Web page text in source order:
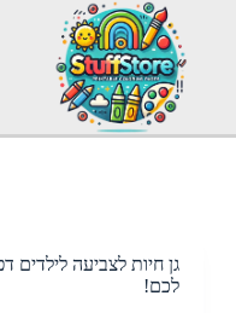
גן חיות לצביעה לילדים
לכם!